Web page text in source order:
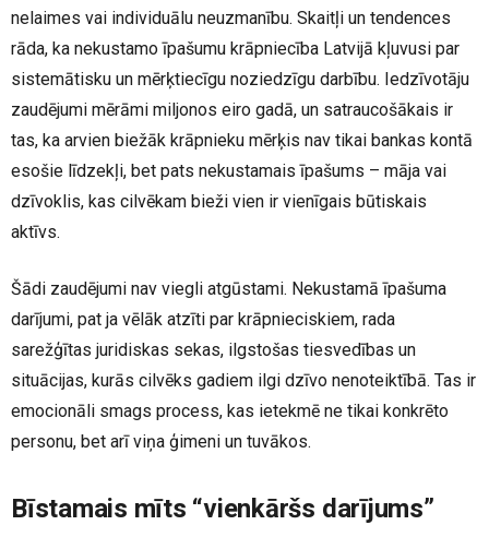
nelaimes vai individuālu neuzmanību. Skaitļi un tendences
rāda, ka nekustamo īpašumu krāpniecība Latvijā kļuvusi par
sistemātisku un mērķtiecīgu noziedzīgu darbību. Iedzīvotāju
zaudējumi mērāmi miljonos eiro gadā, un satraucošākais ir
tas, ka arvien biežāk krāpnieku mērķis nav tikai bankas kontā
esošie līdzekļi, bet pats nekustamais īpašums – māja vai
dzīvoklis, kas cilvēkam bieži vien ir vienīgais būtiskais
aktīvs.
Šādi zaudējumi nav viegli atgūstami. Nekustamā īpašuma
darījumi, pat ja vēlāk atzīti par krāpnieciskiem, rada
sarežģītas juridiskas sekas, ilgstošas tiesvedības un
situācijas, kurās cilvēks gadiem ilgi dzīvo nenoteiktībā. Tas ir
emocionāli smags process, kas ietekmē ne tikai konkrēto
personu, bet arī viņa ģimeni un tuvākos.
Bīstamais mīts “vienkāršs darījums”